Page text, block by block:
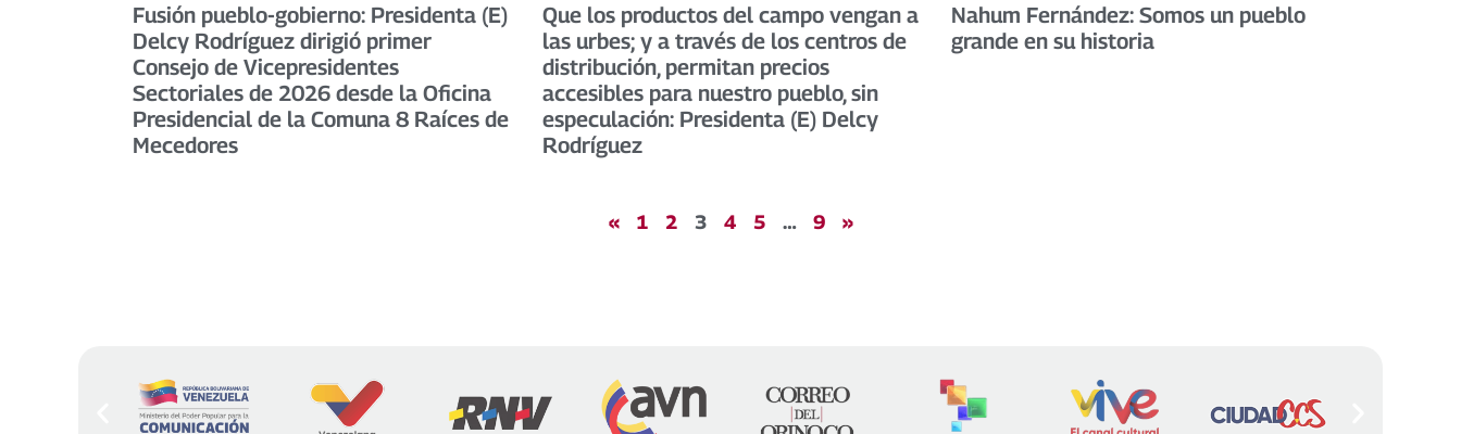
Fusión pueblo-gobierno: Presidenta (E)
Delcy Rodríguez dirigió primer
Consejo de Vicepresidentes
Sectoriales de 2026 desde la Oficina
Presidencial de la Comuna 8 Raíces de
Mecedores
Que los productos del campo vengan a
las urbes; y a través de los centros de
distribución, permitan precios
accesibles para nuestro pueblo, sin
especulación: Presidenta (E) Delcy
Rodríguez
Nahum Fernández: Somos un pueblo
grande en su historia
« 1 2 3 4 5 … 9 »